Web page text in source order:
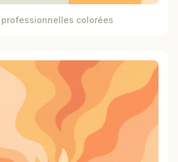
professionnelles colorées